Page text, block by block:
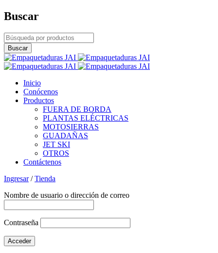
Buscar
Inicio
Conócenos
Productos
FUERA DE BORDA
PLANTAS ELÉCTRICAS
MOTOSIERRAS
GUADAÑAS
JET SKI
OTROS
Contáctenos
Ingresar/Tienda
Nombre de usuario o dirección de correo
Contraseña